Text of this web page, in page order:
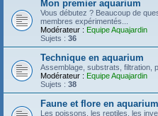
Mon premier aquarium
Vous débutez ? Beaucoup de
membres expérimentés...
Modérateur : Equipe Aquajardin
Sujets : 36
Technique en aquarium
Assemblage, substrats, filtration,
Modérateur : Equipe Aquajardin
Sujets : 38
Faune et flore en aquarium
Les poissons, les reptiles, les